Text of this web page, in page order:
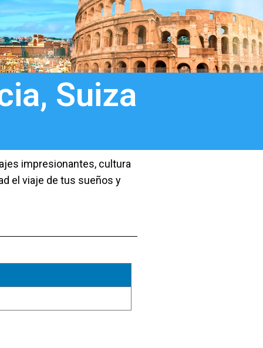
Suiza
impresionantes, cultura
el viaje de tus sueños y